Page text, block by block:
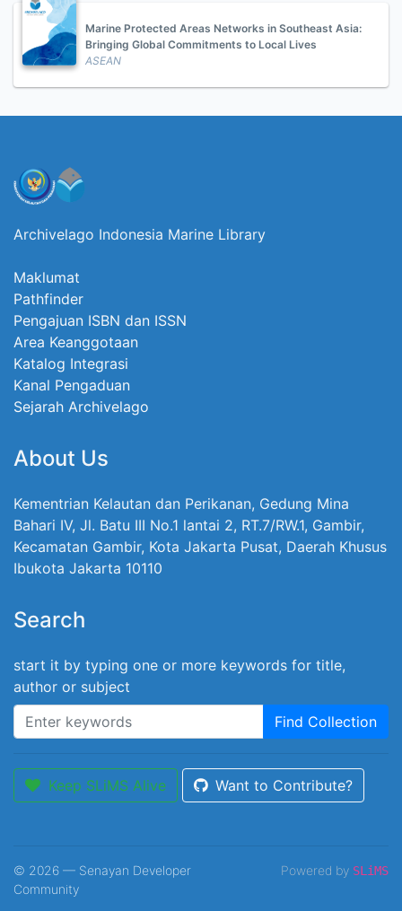
Marine Protected Areas Networks in Southeast Asia:
Bringing Global Commitments to Local Lives
ASEAN
Archivelago Indonesia Marine Library
Maklumat
Pathfinder
Pengajuan ISBN dan ISSN
Area Keanggotaan
Katalog Integrasi
Kanal Pengaduan
Sejarah Archivelago
About Us
Kementrian Kelautan dan Perikanan, Gedung Mina
Bahari IV, Jl. Batu III No.1 lantai 2, RT.7/RW.1, Gambir,
Kecamatan Gambir, Kota Jakarta Pusat, Daerah Khusus
Ibukota Jakarta 10110
Search
start it by typing one or more keywords for title,
author or subject
Find Collection
Keep SLiMS Alive Want to Contribute?
© 2026 — Senayan Developer
Community
Powered by SLiMS